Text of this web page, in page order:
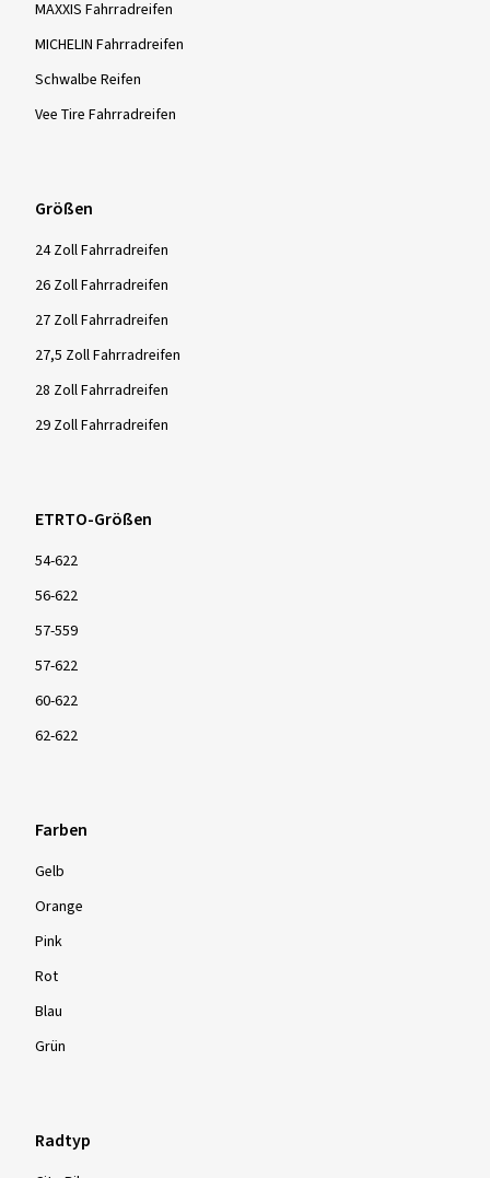
MAXXIS Fahrradreifen
MICHELIN Fahrradreifen
Schwalbe Reifen
Vee Tire Fahrradreifen
Größen
24 Zoll Fahrradreifen
26 Zoll Fahrradreifen
27 Zoll Fahrradreifen
27,5 Zoll Fahrradreifen
28 Zoll Fahrradreifen
29 Zoll Fahrradreifen
ETRTO-Größen
54-622
56-622
57-559
57-622
60-622
62-622
Farben
Gelb
Orange
Pink
Rot
Blau
Grün
Radtyp